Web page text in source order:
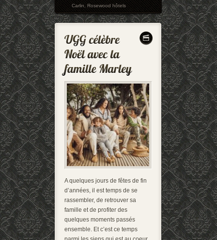
Carlin,Rosewood hôtels
A quelques jours de fêtes de fin
d’années, il est temps de se
rassembler, de retrouver sa
famille et de profiter des
quelques moments passés
ensemble. Et c’est ce temps